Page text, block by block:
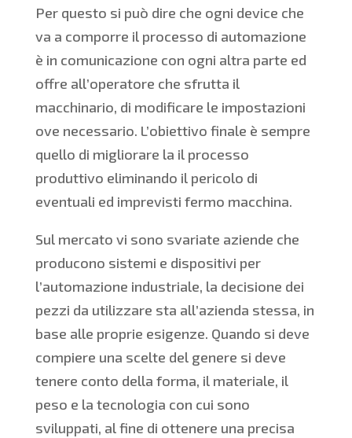
Per questo si può dire che ogni device che
va a comporre il processo di automazione
è in comunicazione con ogni altra parte ed
offre all’operatore che sfrutta il
macchinario, di modificare le impostazioni
ove necessario. L’obiettivo finale è sempre
quello di migliorare la il processo
produttivo eliminando il pericolo di
eventuali ed imprevisti fermo macchina.
Sul mercato vi sono svariate aziende che
producono sistemi e dispositivi per
l’automazione industriale, la decisione dei
pezzi da utilizzare sta all’azienda stessa, in
base alle proprie esigenze. Quando si deve
compiere una scelte del genere si deve
tenere conto della forma, il materiale, il
peso e la tecnologia con cui sono
sviluppati, al fine di ottenere una precisa